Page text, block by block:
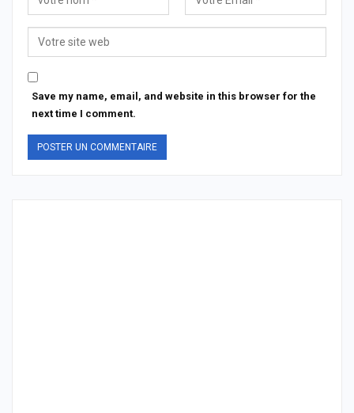
Save my name, email, and website in this browser for the
next time I comment.